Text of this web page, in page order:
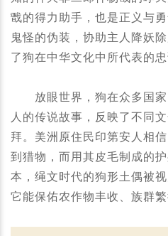
戬的得力助手，也是正义与
鬼怪的伪装，协助主人降妖
了狗在中华文化中所代表的忠
放眼世界，狗在众多国家
人的传说故事，反映了不同
拜。美洲原住民印第安人相
到猎物，而用其皮毛制成的
本，绳文时代的狗形土偶被
它能保佑农作物丰收、族群繁